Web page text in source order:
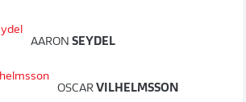
AARON SEYDEL
OSCAR VILHELMSSON